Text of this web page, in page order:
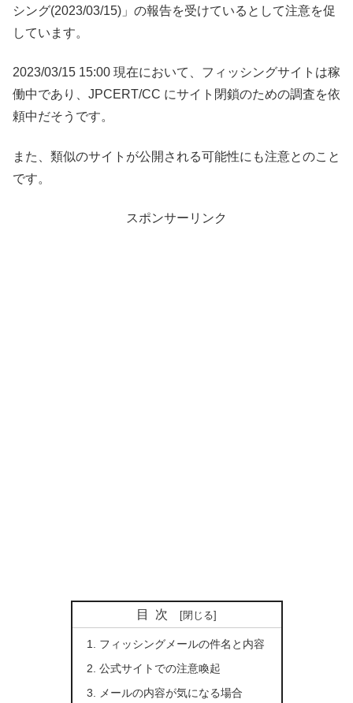
シング(2023/03/15)」の報告を受けているとして注意を促
しています。
2023/03/15 15:00 現在において、フィッシングサイトは稼
働中であり、JPCERT/CC にサイト閉鎖のための調査を依
頼中だそうです。
また、類似のサイトが公開される可能性にも注意とのこと
です。
スポンサーリンク
目次
フィッシングメールの件名と内容
公式サイトでの注意喚起
メールの内容が気になる場合